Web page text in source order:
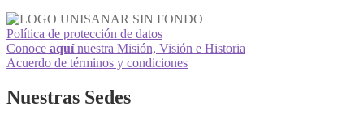
Política de protección de datos
Conoce aquínuestra Misión, Visión e Historia
Acuerdo de términos y condiciones
Nuestras Sedes